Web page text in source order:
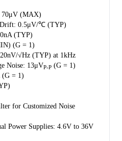
SOIC-8 and MSOP-8 packages,
classical-three-OPAs circuits. It
to +125℃ temperature range.
70μV (MAX)
Drift: 0.5μV/℃ (TYP)
(TYP)
(G = 1)
√Hz (TYP) at 1kHz
Noise: 13μVP-P (G = 1)
(G = 1)
for Customized Noise
Power Supplies: 4.6V to 36V